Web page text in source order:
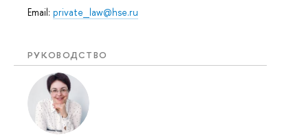
Email: private_law@hse.ru
РУКОВОДСТВО